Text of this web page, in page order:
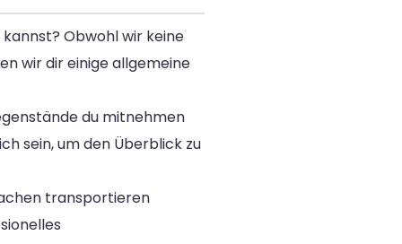
Obwohl wir keine
wir dir einige allgemeine
du mitnehmen
sein, um den Überblick zu
transportieren